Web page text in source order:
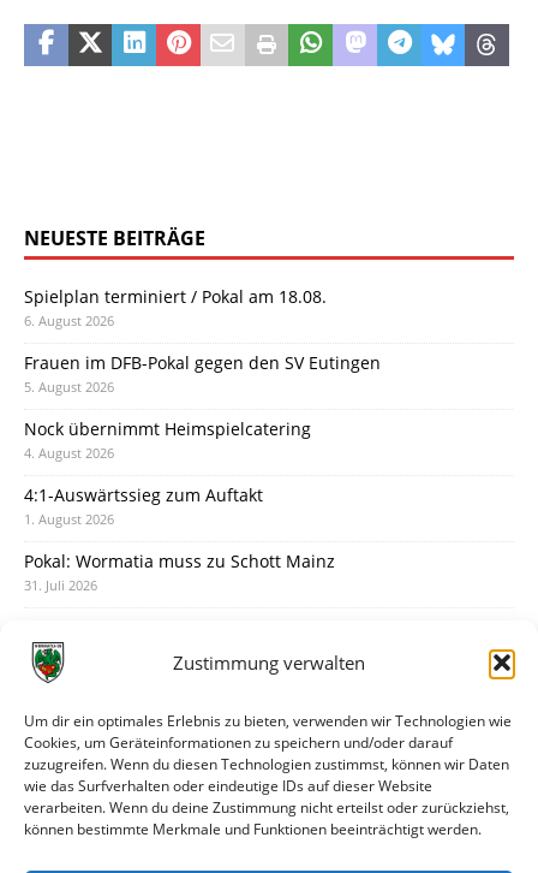
Zustimmung verwalten
Um dir ein optimales Erlebnis zu bieten, verwenden wir Technologien wie
Cookies, um Geräteinformationen zu speichern und/oder darauf
zuzugreifen. Wenn du diesen Technologien zustimmst, können wir Daten
wie das Surfverhalten oder eindeutige IDs auf dieser Website
verarbeiten. Wenn du deine Zustimmung nicht erteilst oder zurückziehst,
können bestimmte Merkmale und Funktionen beeinträchtigt werden.
NEUESTE BEITRÄGE
Spielplan terminiert / Pokal am 18.08.
6. August 2026
Frauen im DFB-Pokal gegen den SV Eutingen
5. August 2026
Nock übernimmt Heimspielcatering
4. August 2026
4:1-Auswärtssieg zum Auftakt
1. August 2026
Pokal: Wormatia muss zu Schott Mainz
31. Juli 2026
30. Juli 2026
28. Juli 2026
Neuer Rückensponsor
28. Juli 2026
Neue Podcast-Folge: So tickt Björn!